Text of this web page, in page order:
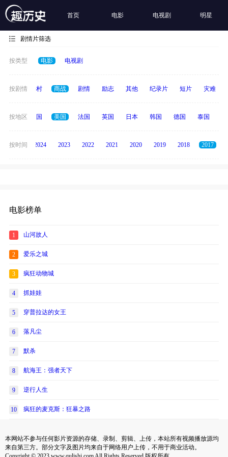
首页 电影 电视剧 明星
剧情片筛选
按类型 电影 电视剧
按剧情
历史 乡村 商战 剧情 励志 其他 纪录片 短片 灾难
按地区
全部 中国 美国 法国 英国 日本 韩国 德国 泰国
按时间
2025 2024 2023 2022 2021 2020 2019 2018 2017
电影榜单
1 山河故人
2 爱乐之城
3 疯狂动物城
4 抓娃娃
5 穿普拉达的女王
6 落凡尘
7 默杀
8 航海王：强者天下
9 逆行人生
10 疯狂的麦克斯：狂暴之路
本网站不参与任何影片资源的存储、录制、剪辑、上传，本站所有视频播放源均
来自第三方。部分文字及图片均来自于网络用户上传，不用于商业活动。